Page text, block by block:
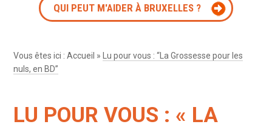
QUI PEUT M'AIDER À BRUXELLES ?
Vous êtes ici :Accueil »
Lu pour vous : “La Grossesse pour les
nuls, en BD”
LU POUR VOUS : « LA